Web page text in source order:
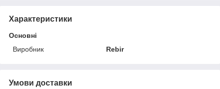
Характеристики
Основні
Виробник
Rebir
Умови доставки